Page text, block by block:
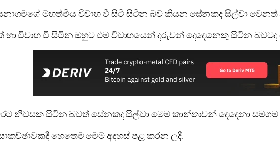
මහත්මිය විවාහ වී සිටි සිටින බව කියන සේනකද සිල්වා
විවාහ වී සිටින ඔහුට එම විවාහයෙන් දරුවන් දෙදෙනෙකු සිටින
නිවසක සිටින බවත් සේනකද සිල්වා මෙම කාන්තාවන් දෙදෙනා
හෙතෙම මෙම අදහස් පළ කරන ලදී.